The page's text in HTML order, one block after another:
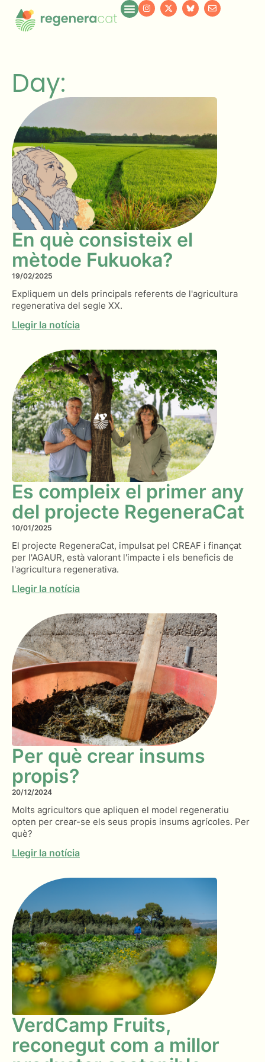
Day:
En què consisteix el
mètode Fukuoka?
19/02/2025
Expliquem un dels principals referents de l'agricultura
regenerativa del segle XX.
Llegir la notícia
Es compleix el primer any
del projecte RegeneraCat
10/01/2025
El projecte RegeneraCat, impulsat pel CREAF i finançat
per l'AGAUR, està valorant l'impacte i els beneficis de
l'agricultura regenerativa.
Llegir la notícia
Per què crear insums
propis?
20/12/2024
Molts agricultors que apliquen el model regeneratiu
opten per crear-se els seus propis insums agrícoles. Per
què?
Llegir la notícia
VerdCamp Fruits,
reconegut com a millor